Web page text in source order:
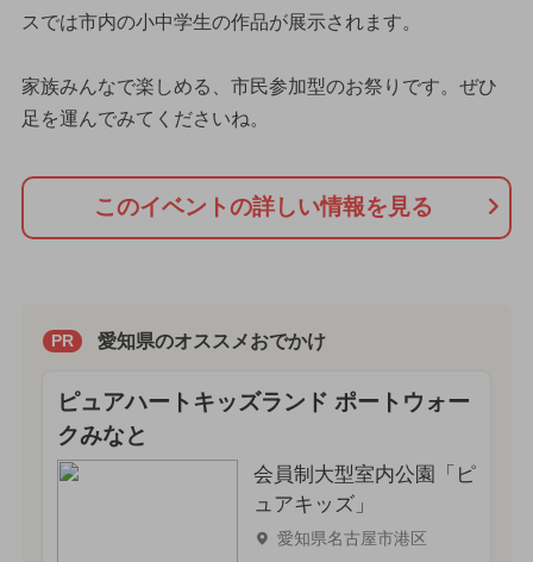
スでは市内の小中学生の作品が展示されます。
家族みんなで楽しめる、市民参加型のお祭りです。ぜひ
足を運んでみてくださいね。
このイベントの詳しい情報を見る
PR 愛知県のオススメおでかけ
ピュアハートキッズランド ポートウォー
クみなと
会員制大型室内公園「ピ
ュアキッズ」
愛知県名古屋市港区